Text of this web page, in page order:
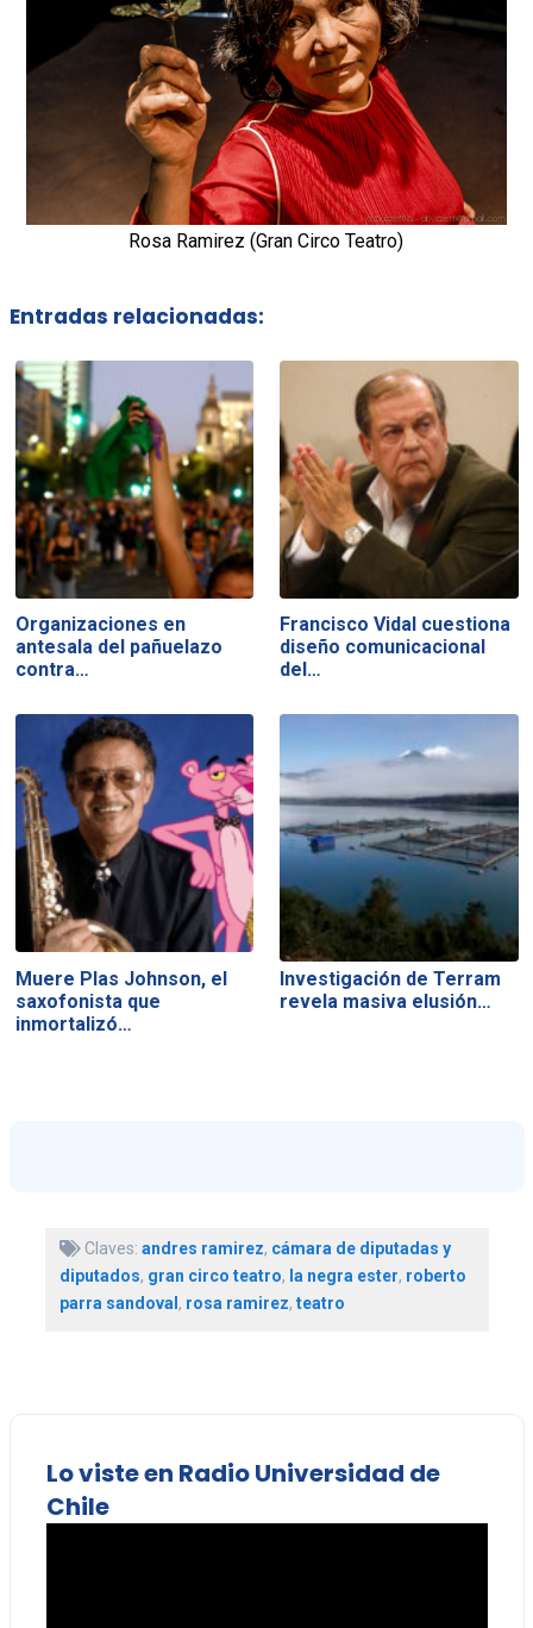
Rosa Ramirez (Gran Circo Teatro)
Entradas relacionadas:
Organizaciones en
antesala del pañuelazo
contra…
Francisco Vidal cuestiona
diseño comunicacional
del…
Muere Plas Johnson, el
saxofonista que
inmortalizó…
Investigación de Terram
revela masiva elusión…
Claves: andres ramirez, cámara de diputadas y
diputados, gran circo teatro, la negra ester, roberto
parra sandoval , rosa ramirez, teatro
Lo viste en Radio Universidad de
Chile